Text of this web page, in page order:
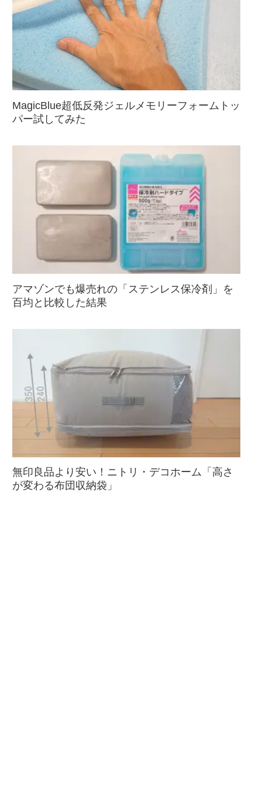
MagicBlue超低反発ジェルメモリーフォームトッ
パー試してみた
アマゾンでも爆売れの「ステンレス保冷剤」を
百均と比較した結果
無印良品より安い！ニトリ・デコホーム「高さ
が変わる布団収納袋」